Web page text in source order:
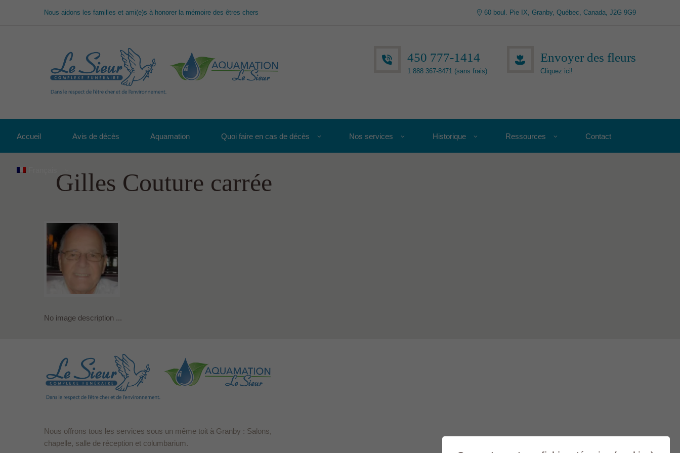
Nous aidons les familles et ami(e)s à honorer la mémoire des êtres chers 60 boul. Pie IX, Granby, Québec, Canada, J2G 9G9
450 777-1414
1 888 367-8471 (sans frais)
Envoyer des fleurs
Cliquez ici!
Accueil Avis de décès Aquamation Quoi faire en cas de décès Nos services Historique Ressources Contact
Gilles Couture carrée
No image description ...
Nous offrons tous les services sous un même toit à Granby : Salons,
chapelle, salle de réception et columbarium.